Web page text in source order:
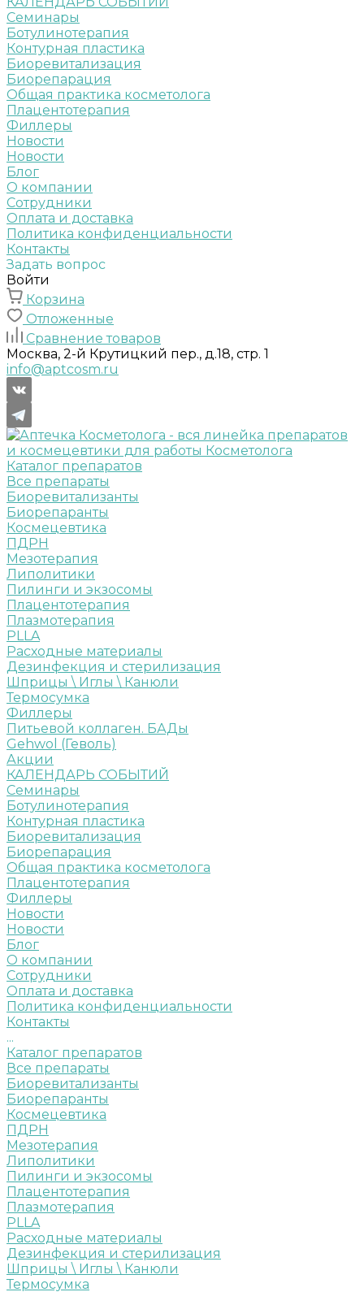
Семинары
Ботулинотерапия
Контурная пластика
Биоревитализация
Биорепарация
Общая практика косметолога
Плацентотерапия
Филлеры
Новости
Новости
Блог
О компании
Сотрудники
Оплата и доставка
Политика конфиденциальности
Контакты
Задать вопрос
Войти
Корзина
Отложенные
Сравнение товаров
Москва, 2-й Крутицкий пер., д.18, стр. 1
info@aptcosm.ru
Каталог препаратов
Все препараты
Биоревитализанты
Биорепаранты
Космецевтика
ПДРН
Мезотерапия
Липолитики
Пилинги и экзосомы
Плацентотерапия
Плазмотерапия
PLLA
Расходные материалы
Дезинфекция и стерилизация
Шприцы \ Иглы \ Канюли
Термосумка
Филлеры
Питьевой коллаген. БАДы
Gehwol (Геволь)
Акции
КАЛЕНДАРЬ СОБЫТИЙ
Семинары
Ботулинотерапия
Контурная пластика
Биоревитализация
Биорепарация
Общая практика косметолога
Плацентотерапия
Филлеры
Новости
Новости
Блог
О компании
Сотрудники
Оплата и доставка
Политика конфиденциальности
Контакты
...
Каталог препаратов
Все препараты
Биоревитализанты
Биорепаранты
Космецевтика
ПДРН
Мезотерапия
Липолитики
Пилинги и экзосомы
Плацентотерапия
Плазмотерапия
PLLA
Расходные материалы
Дезинфекция и стерилизация
Шприцы \ Иглы \ Канюли
Термосумка